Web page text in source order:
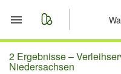
Start
2 Ergebnisse –
Niedersachsen